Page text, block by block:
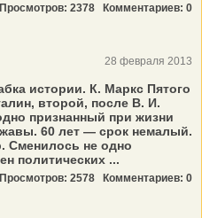
Просмотров: 2378 Комментариев: 0
28 февраля 2013
истории. К. Маркс Пятого
второй, после В. И.
признанный при жизни
60 лет — срок немалый.
Сменилось не одно
политических ...
Просмотров: 2578 Комментариев: 0